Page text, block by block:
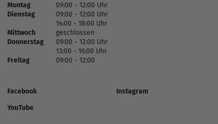
Montag
09:00 - 12:00 Uhr
Dienstag
09:00 - 12:00 Uhr
14:00 - 18:00 Uhr
Mittwoch
geschlossen
Donnerstag
09:00 - 12:00 Uhr
13:00 - 16:00 Uhr
Freitag
09:00 - 12:00
Facebook
Instagram
YouTube